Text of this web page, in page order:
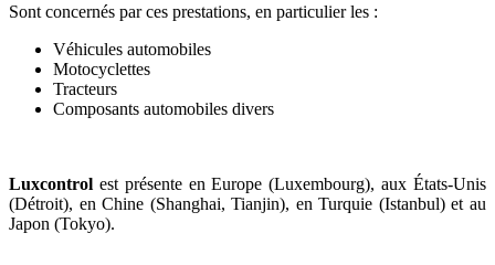
Sont concernés par ces prestations, en particulier les :
Véhicules automobiles
Motocyclettes
Tracteurs
Composants automobiles divers
Luxcontrol est présente en Europe (Luxembourg), aux États-Unis
(Détroit), en Chine (Shanghai, Tianjin), en Turquie (Istanbul) et au
Japon (Tokyo).